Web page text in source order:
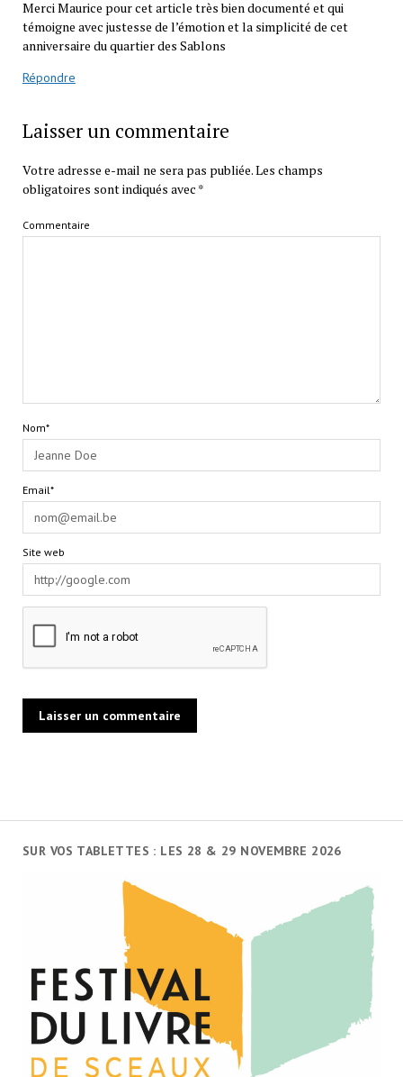
SUR VOS TABLETTES : LES 28 & 29 NOVEMBRE 2026
Merci Maurice pour cet article très bien documenté et qui
témoigne avec justesse de l’émotion et la simplicité de cet
anniversaire du quartier des Sablons
Répondre
Laisser un commentaire
Votre adresse e-mail ne sera pas publiée.Les champs
obligatoires sont indiqués avec *
Commentaire
Nom*
Email*
Site web